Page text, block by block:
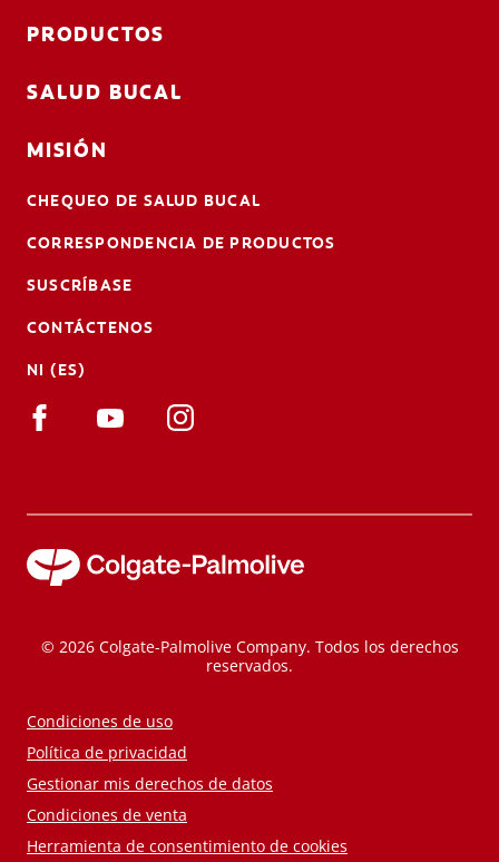
PRODUCTOS
SALUD BUCAL
MISIÓN
CHEQUEO DE SALUD BUCAL
CORRESPONDENCIA DE PRODUCTOS
SUSCRÍBASE
CONTÁCTENOS
NI (ES)
© 2026 Colgate-Palmolive Company. Todos los derechos
reservados.
Condiciones de uso
Política de privacidad
Gestionar mis derechos de datos
Condiciones de venta
Herramienta de consentimiento de cookies